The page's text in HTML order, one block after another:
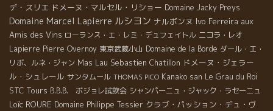
デ・スリエ ドメーヌ・マルセル・リショー Domaine Jacky Preys
Domaine Marcel Lapierre ルシヨン ナルボンヌ Ivo Ferreira aux
Amis des Vins ローランス・エ・レミ・デュフェイトル ニコラ・レオ
Lapierre Pierre Overnoy 東京武蔵小山 Domaine de la Borde ダール・エ・
リボ、ルネ・ジャン Mas Lau Sebastien Chatillon ドメーヌ・ジェラー
ル・シュレール サンタムール THOMAS PICO Kanako san Le Grau du Roi
STC Tours B.B.B. ボジョレ試飲会 シャンパーニュ・ジャック・ラセーニュ
Loïc ROURE Domaine Philippe Tessier クラブ・パッション・デュ・ヴ